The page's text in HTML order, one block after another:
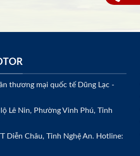
thương mại quốc tế Dũng Lạc -
Lê Nin, Phường Vinh Phú, Tỉnh
Diễn Châu, Tỉnh Nghệ An. Hotline: